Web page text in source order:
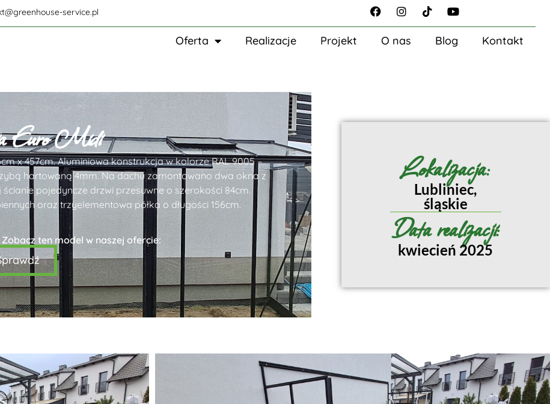
service.pl
Oferta Realizacje Projekt O nas Blog Kontakt
Euro Midi
x 457cm. Aluminiowa konstrukcja w kolorze RAL 9005 –
hartowaną 4mm. Na dachu zamontowano dwa okna z
pojedyncze drzwi przesuwne o szerokości 84cm.
oraz trzyelementowa półka o długości 156cm.
ten model w naszej ofercie:
Lokalizacja:
Lubliniec,
śląskie
Data realizacji:
kwiecień 2025